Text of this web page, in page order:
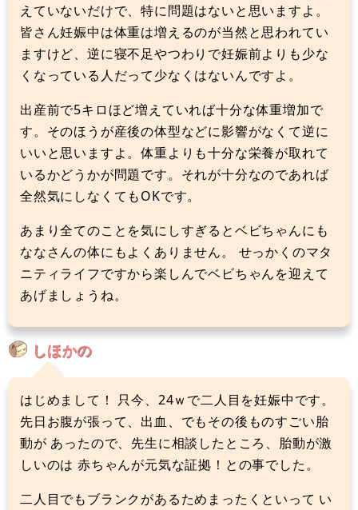
えていないだけで、特に問題はないと思いますよ。
皆さん妊娠中は体重は増えるのが当然と思われてい
ますけど、逆に寝不足やつわりで妊娠前よりも少な
くなっている人だって少なくはないんですよ。
出産前で5キロほど増えていれば十分な体重増加で
す。そのほうが産後の体型などに影響がなくて逆に
いいと思いますよ。体重よりも十分な栄養が取れて
いるかどうかが問題です。それが十分なのであれば
全然気にしなくてもOKです。
あまり全てのことを気にしすぎるとベビちゃんにも
ななさんの体にもよくありません。 せっかくのマタ
ニティライフですから楽しんでベビちゃんを迎えて
あげましょうね。
しほかの
はじめまして！ 只今、24ｗで二人目を妊娠中です。
先日お腹が張って、出血、でもその後ものすごい胎
動が あったので、先生に相談したところ、胎動が激
しいのは 赤ちゃんが元気な証拠！との事でした。
二人目でもブランクがあるためまったくといって い